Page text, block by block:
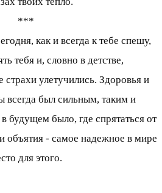
***
как и всегда к тебе спешу,
тебя и, словно в детстве,
страхи улетучились. Здоровья и
всегда был сильным, таким и
будущем было, где спрятаться от
объятия - самое надежное в мире
для этого.